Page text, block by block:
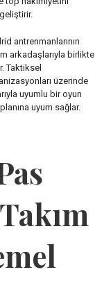
antrenmanlarının
arkadaşlarıyla birlikte
Taktiksel
üzerinde
uyumlu bir oyun
uyum sağlar.